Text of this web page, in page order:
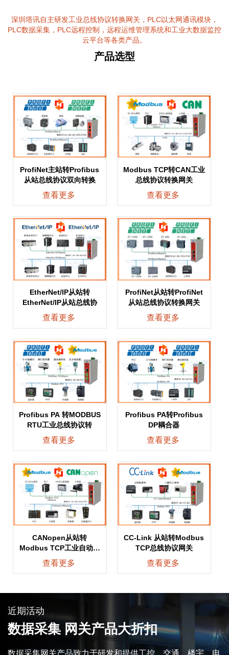
市场全面覆盖，历经长期实践检验，更广泛应用于消防、风电、自
控、监测、仪表、阀门、市政、环保、能源、冶金以及智慧农业等
多个关键领域，成为推动各行业智能化变革的重要力量。...
深圳塔讯自主研发工业总线协议转换网关，PLC以太网通讯模块，
PLC数据采集，PLC远程控制，远程运维管理系统和工业大数据监控
云平台等各类产品。
产品选型
ProfiNet主站转Profibus
从站总线协议双向转换
查看更多
Modbus TCP转CAN工业
总线协议转换网关
查看更多
EtherNet/IP从站转
EtherNet/IP从站总线协
查看更多
ProfiNet从站转ProfiNet
从站总线协议转换网关
查看更多
Profibus PA 转MODBUS
RTU工业总线协议转
查看更多
Profibus PA转Profibus
DP耦合器
查看更多
CANopen从站转
Modbus TCP工业自动化
总线协议转
查看更多
CC-Link 从站转Modbus
TCP总线协议网关
查看更多
近期活动
数据采集 网关产品大折扣
数据采集网关产品致力于研发和提供工控、交通、楼宇、电